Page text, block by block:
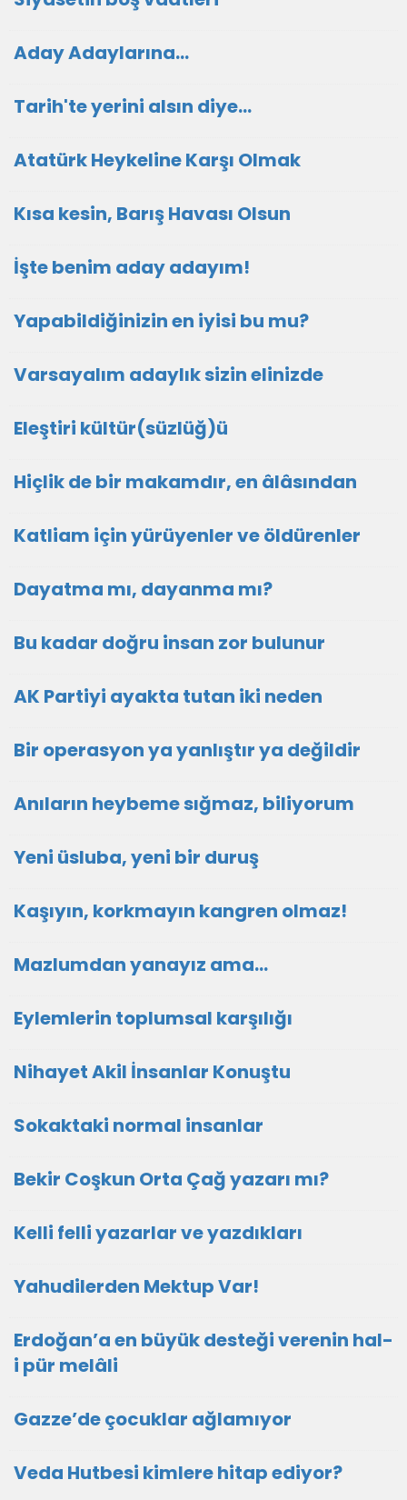
Aday Adaylarına…
Tarih'te yerini alsın diye...
Atatürk Heykeline Karşı Olmak
Kısa kesin, Barış Havası Olsun
İşte benim aday adayım!
Yapabildiğinizin en iyisi bu mu?
Varsayalım adaylık sizin elinizde
Eleştiri kültür(süzlüğ)ü
Hiçlik de bir makamdır, en âlâsından
Katliam için yürüyenler ve öldürenler
Dayatma mı, dayanma mı?
Bu kadar doğru insan zor bulunur
AK Partiyi ayakta tutan iki neden
Bir operasyon ya yanlıştır ya değildir
Anıların heybeme sığmaz, biliyorum
Yeni üsluba, yeni bir duruş
Kaşıyın, korkmayın kangren olmaz!
Mazlumdan yanayız ama…
Eylemlerin toplumsal karşılığı
Nihayet Akil İnsanlar Konuştu
Sokaktaki normal insanlar
Bekir Coşkun Orta Çağ yazarı mı?
Kelli felli yazarlar ve yazdıkları
Yahudilerden Mektup Var!
Erdoğan’a en büyük desteği verenin hal-
i pür melâli
Gazze’de çocuklar ağlamıyor
Veda Hutbesi kimlere hitap ediyor?